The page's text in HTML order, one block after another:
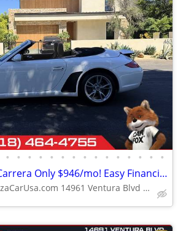
• • • • • • • • • • • • • • •
2009 Porsche 911 Carrera Only $946/mo! Easy Financing!
MonzaCarUsa.com 14961 Ventura Blvd Sherman Oaks